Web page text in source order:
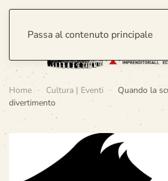
Passa al contenuto principale
Home Cultura | Eventi
Quando la
divertimento